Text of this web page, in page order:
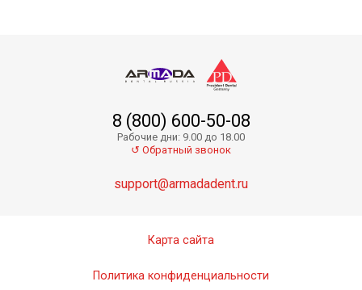
8 (800) 600-50-08
Рабочие дни: 9.00 до 18.00
↺ Обратный звонок
support@armadadent.ru
Карта сайта
Политика конфиденциальности